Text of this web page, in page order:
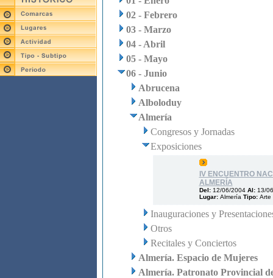
02 - Febrero
03 - Marzo
04 - Abril
05 - Mayo
06 - Junio
Abrucena
Alboloduy
Almería
Congresos y Jornadas
Exposiciones
IV ENCUENTRO
ALMERÍA
Del: 12/06/2004 Al: 13/
Lugar: Almería Tipo: Arte
Inauguraciones y
Otros
Recitales y Conciertos
Almería. Espacio de Mujeres
Almería. Patronato Provincial